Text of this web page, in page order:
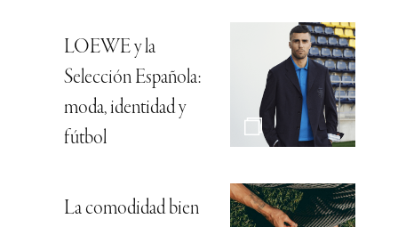
LOEWE y la
Selección Española:
moda, identidad y
fútbol
La comodidad bien